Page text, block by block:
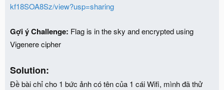
kf18SOA8Sz/view?usp=sharing
Gợi ý Challenge: Flag is in the sky and encrypted using
Vigenere cipher
Solution:
Đề bài chỉ cho 1 bức ảnh có tên của 1 cái Wifi, mình đã thử